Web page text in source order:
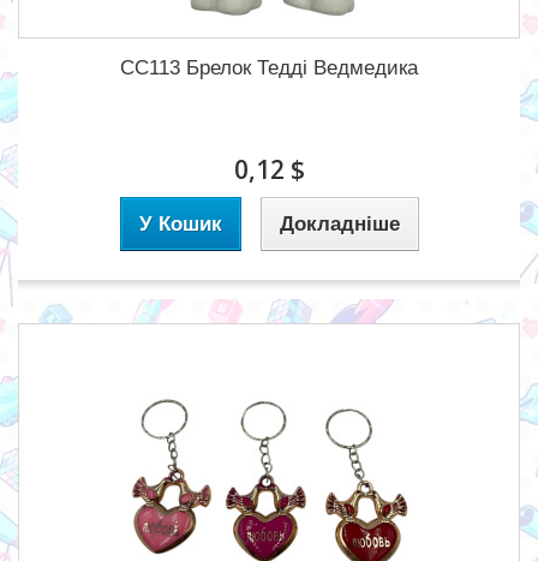
CC113 Брелок Тедді Ведмедика
0,12 $
У Кошик Докладніше